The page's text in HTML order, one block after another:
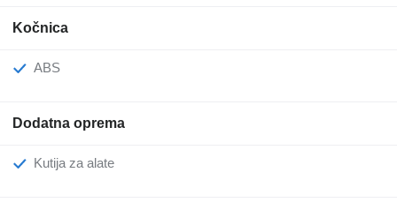
Kočnica
ABS
Dodatna oprema
Kutija za alate